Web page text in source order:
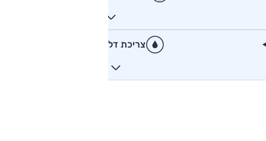
צריכת דלק